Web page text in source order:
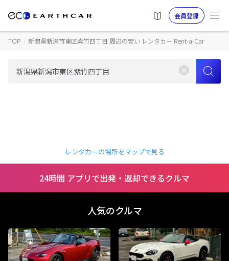
会員登録
TOP › 新潟県新潟市東区紫竹四丁目 周辺の安い レンタカー Rent-a-Car
レンタカーの場所をマップで見る
24時間 アプリで出発・返却できるクルマ
人気のクルマ